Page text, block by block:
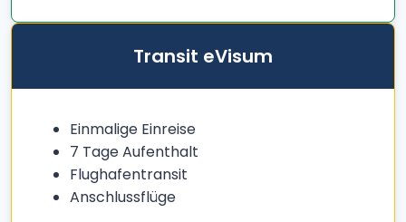
Transit eVisum
Einmalige Einreise
7 Tage Aufenthalt
Flughafentransit
Anschlussflüge